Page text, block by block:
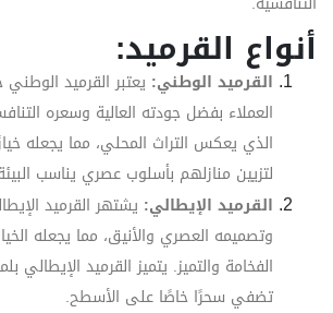
أنواع القرميد:
القرميد الوطني: يعتبر القرميد الوطني
العملاء بفضل جودته العالية وسعره
الذي يعكس التراث المحلي، مما يجعله
لتزيين منازلهم بأسلوب عصري يناسب
القرميد الإيطالي: يشتهر القرميد
وتصميمه العصري والأنيق، مما يجعله
الفخامة والتميز. يتميز القرميد الإيطالي
تضفي سحرًا خاصًا على الأسطح.